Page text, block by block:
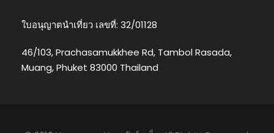
ใบอนุญาตนำเที่ยว เลขที่: 32/01128
46/103, Prachasamukkhee Rd, Tambol Rasada,
Muang, Phuket 83000 Thailand